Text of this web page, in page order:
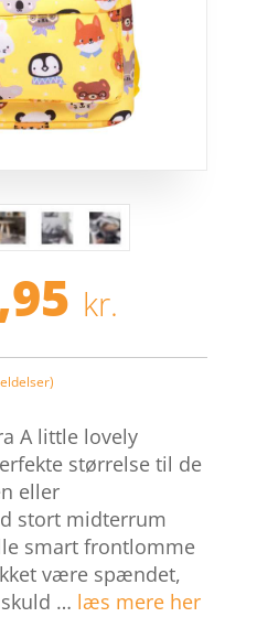
kr..
kr.
pris
er:
A little lovely
størrelse til de
eller
stort midterrum
smart frontlomme
være spændet,
… læs mere her